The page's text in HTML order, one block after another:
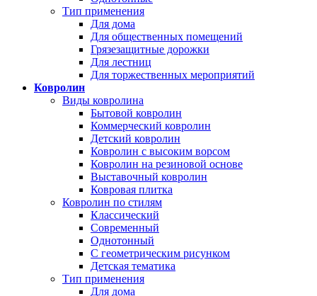
Тип применения
Для дома
Для общественных помещений
Грязезащитные дорожки
Для лестниц
Для торжественных мероприятий
Ковролин
Виды ковролина
Бытовой ковролин
Коммерческий ковролин
Детский ковролин
Ковролин с высоким ворсом
Ковролин на резиновой основе
Выставочный ковролин
Ковровая плитка
Ковролин по стилям
Классический
Современный
Однотонный
С геометрическим рисунком
Детская тематика
Тип применения
Для дома